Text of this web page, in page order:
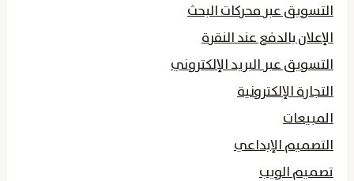
التسويق عبر محركات البحث
الإعلان بالدفع عند النقرة
التسويق عبر البريد الإلكتروني
التجارة الإلكترونية
المبيعات
التصميم الإبداعي
تصميم الويب